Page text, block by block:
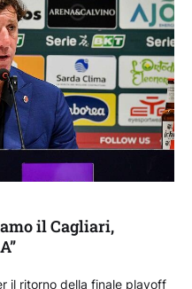
il Cagliari,
il ritorno della finale playoff